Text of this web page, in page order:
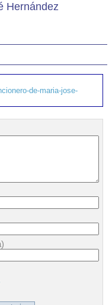
Hernández
de-maria-jose-